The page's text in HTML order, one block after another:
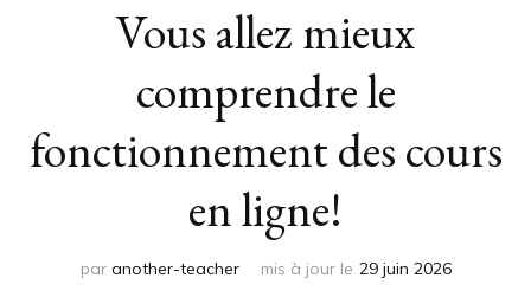
Vous allez mieux
comprendre le
fonctionnement des cours
en ligne!
par another-teacher mis à jour le 29 juin 2026